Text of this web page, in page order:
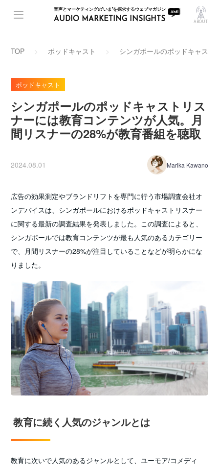
音声とマーケティングの"いま"を探求するウェブマガジン
AUDIO MARKETING INSIGHTS ABOUT
TOP ポッドキャスト シンガポールのポッドキャス
ポッドキャスト
シンガポールのポッドキャストリス
ナーには教育コンテンツが人気。月
間リスナーの28%が教育番組を聴取
2024.08.01 Marika Kawano
広告の効果測定やブランドリフトを専門に行う市場調査会社オ
ンデバイスは、シンガポールにおけるポッドキャストリスナー
に関する最新の調査結果を発表しました。この調査によると、
シンガポールでは教育コンテンツが最も人気のあるカテゴリー
で、月間リスナーの28%が注目していることなどが明らかにな
りました。
教育に続く人気のジャンルとは
教育に次いで人気のあるジャンルとして、ユーモア/コメディ